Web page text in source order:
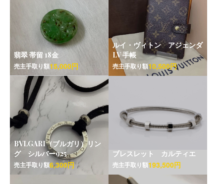
翡翠 帯留 18金
売主手取り額15,000円
ルイ・ヴィトン アジェンダ
LV 手帳
売主手取り額10,500円
BVLGARI（ブルガリ）リン
グ シルバー925
売主手取り額6,300円
ブレスレット カルティエ
売主手取り額193,500円